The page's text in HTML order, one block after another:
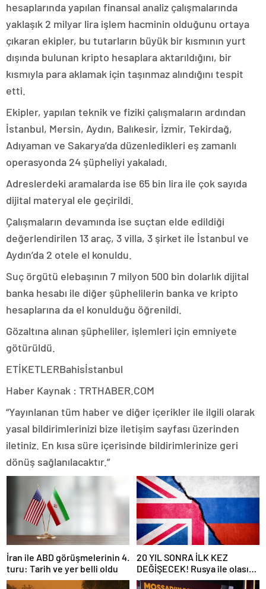
hesaplarında yapılan finansal analiz çalışmalarında
yaklaşık 2 milyar lira işlem hacminin olduğunu ortaya
çıkaran ekipler, bu tutarların büyük bir kısmının yurt
dışında bulunan kripto hesaplara aktarıldığını, bir
kısmıyla para aklamak için taşınmaz alındığını tespit
etti.
Ekipler, yapılan teknik ve fiziki çalışmaların ardından
İstanbul, Mersin, Aydın, Balıkesir, İzmir, Tekirdağ,
Adıyaman ve Sakarya’da düzenledikleri eş zamanlı
operasyonda 24 şüpheliyi yakaladı.
Adreslerdeki aramalarda ise 65 bin lira ile çok sayıda
dijital materyal ele geçirildi.
Çalışmaların devamında ise suçtan elde edildiği
değerlendirilen 13 araç, 3 villa, 3 şirket ile İstanbul ve
Aydın’da 2 otele el konuldu.
Suç örgütü elebaşının 7 milyon 500 bin dolarlık dijital
banka hesabı ile diğer şüphelilerin banka ve kripto
hesaplarına da el konulduğu öğrenildi.
Gözaltına alınan şüpheliler, işlemleri için emniyete
götürüldü.
ETİKETLERBahisİstanbul
Haber Kaynak : TRTHABER.COM
“Yayınlanan tüm haber ve diğer içerikler ile ilgili olarak
yasal bildirimlerinizi bize iletişim sayfası üzerinden
iletiniz. En kısa süre içerisinde bildirimlerinize geri
dönüş sağlanılacaktır.”
İran ile ABD görüşmelerinin 4.
turu: Tarih ve yer belli oldu
20 YIL SONRA İLK KEZ
DEĞİŞECEK! Rusya ile olası
savaş… İngiltere’nin gizli